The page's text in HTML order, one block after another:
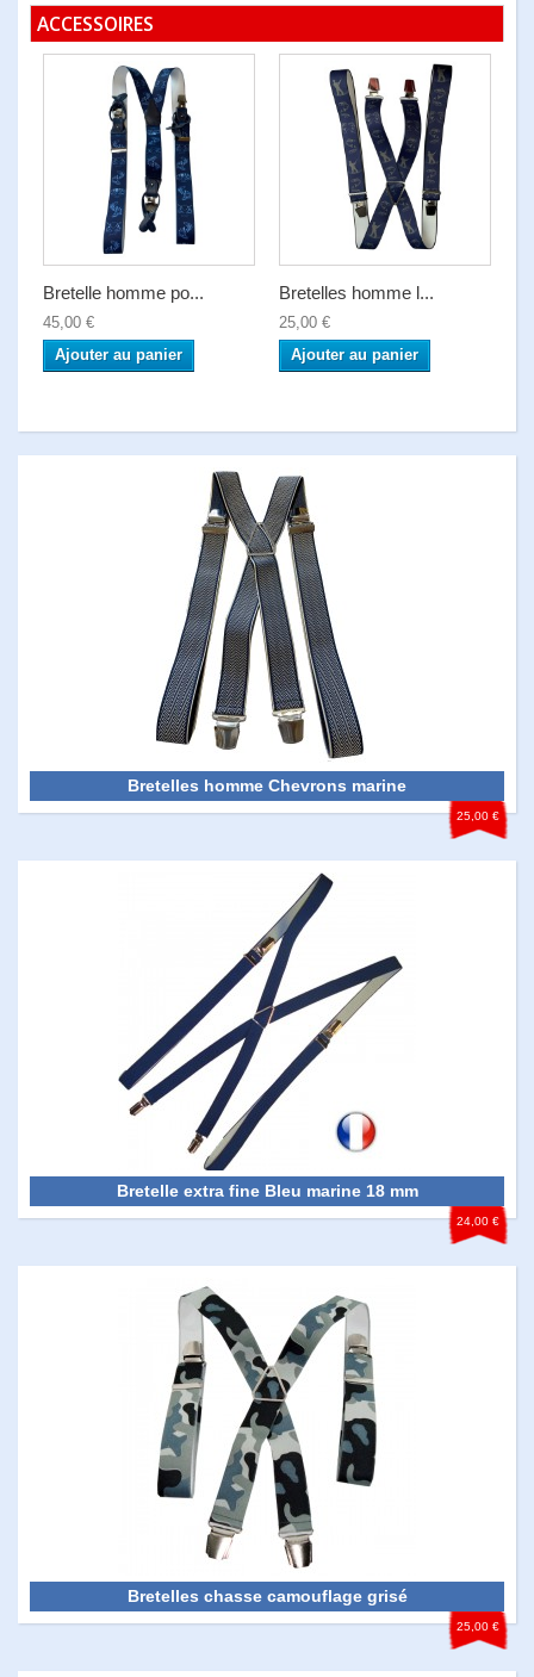
ACCESSOIRES
Bretelle homme po...
45,00 €
Ajouter au panier
Bretelles homme l...
25,00 €
Ajouter au panier
Bretelles homme Chevrons marine
25,00 €
Bretelle extra fine Bleu marine 18 mm
24,00 €
Bretelles chasse camouflage grisé
25,00 €